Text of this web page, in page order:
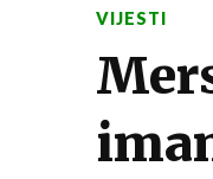
VIJESTI